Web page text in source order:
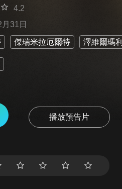
4.2
31日
傑瑞米拉厄爾特 澤維爾瑪利
播放預告片